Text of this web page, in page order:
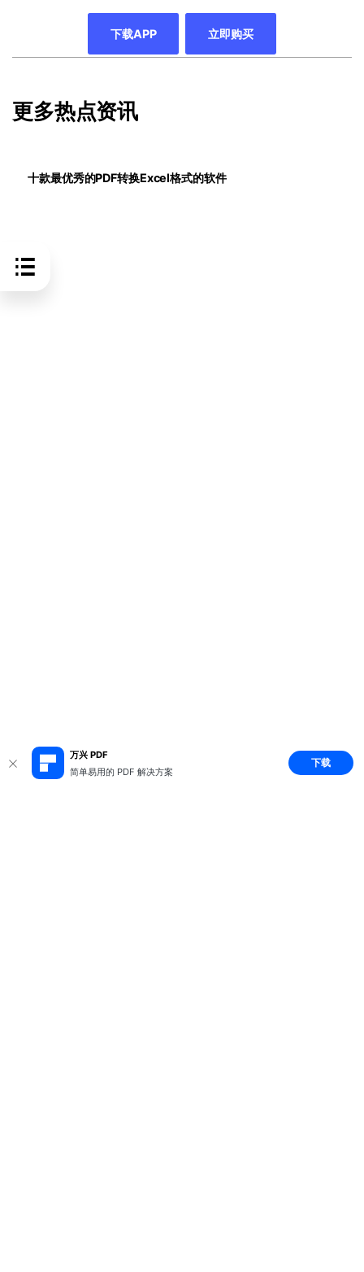
万兴 PDF
简单易用的 PDF 解决方案
下载
下载APP 立即购买
更多热点资讯
十款最优秀的PDF转换Excel格式的软件